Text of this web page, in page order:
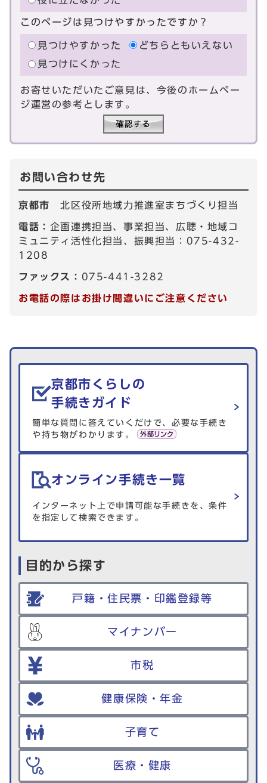
このページは見つけやすかったですか？
見つけやすかった
どちらともいえない
見つけにくかった
お寄せいただいたご意見は、今後のホームペー
ジ運営の参考とします。
お問い合わせ先
京都市北区役所地域力推進室まちづくり担当
電話： 企画連携担当、事業担当、広聴・地域コ
ミュニティ活性化担当、振興担当：075-432-
1208
ファックス： 075-441-3282
お電話の際はお掛け間違いにご注意ください
生活情報を探す
京都市くらしの
手続きガイド
簡単な質問に答えていくだけで、必要な手続き
や持ち物がわかります。
オンライン手続き一覧
インターネット上で申請可能な手続きを、条件
を指定して検索できます。
目的から探す
戸籍・住民票・印鑑登録等
マイナンバー
市税
健康保険・年金
子育て
医療・健康